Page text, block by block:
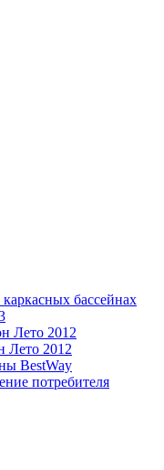
бассейнах
Лето 2012
Лето 2012
BestWay
потребителя